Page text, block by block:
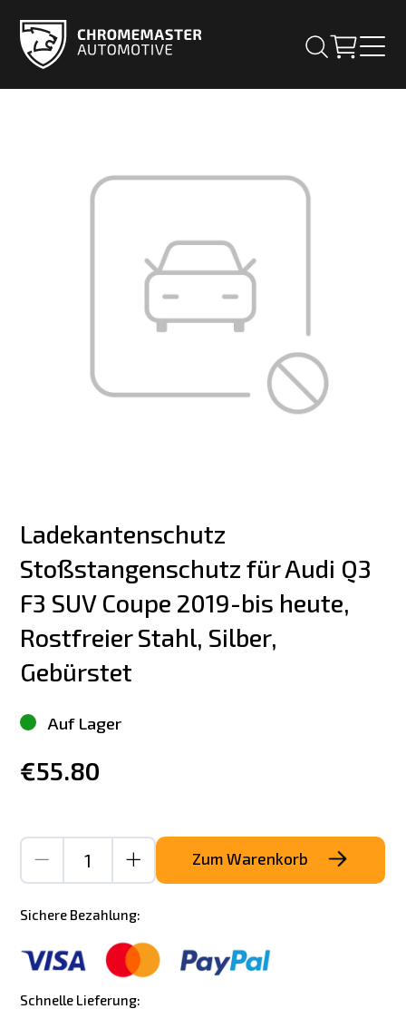
Ladekantenschutz
Stoßstangenschutz für Audi Q3
F3 SUV Coupe 2019-bis heute,
Rostfreier Stahl, Silber,
Gebürstet
Auf Lager
€55.80
Zum Warenkorb
Sichere Bezahlung:
Schnelle Lieferung: